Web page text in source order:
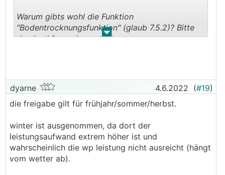
. .
Warum gibts wohl die Funktion
"Bodentrocknungsfunktion" (glaub 7.5.2)? Bitte
den Insti fragen!
(ohne Heizstab und ohne Freigabe auf 120 Hz)!
──────
bei weitem nicht...
───────────────
Wie wahr...😔
dyarne 4.6.2022 (#19)
die freigabe gilt für frühjahr/sommer/herbst.
winter ist ausgenommen, da dort der
leistungsaufwand extrem höher ist und
wahrscheinlich die wp leistung nicht ausreicht (hängt
vom wetter ab).